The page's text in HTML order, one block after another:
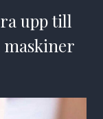
upp till
maskiner